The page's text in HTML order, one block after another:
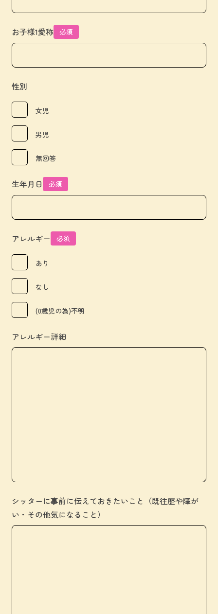
お子様1愛称 必須
性別
女児
男児
無回答
生年月日 必須
アレルギー 必須
あり
なし
(0歳児の為)不明
アレルギー詳細
シッターに事前に伝えておきたいこと（既往歴や障が
い・その他気になること）